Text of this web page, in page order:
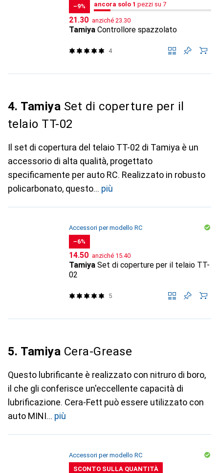
−9%
1 / 7
ancora solo 1 / 7
ancora solo 1 pezzi su 7
CHF
21.30 anziché CHF
23.30
Tamiya Controllore spazzolato
4
4. Tamiya Set di coperture per il
telaio TT-02
Il set di copertura del telaio TT-02 di Tamiya è un
accessorio di alta qualità, progettato
specificamente per auto RC. Realizzato in robusto
policarbonato, questo
più
Accessori per modello RC
−6%
CHF
14.50 anziché CHF
15.40
Tamiya Set di coperture per il telaio TT-
02
5
5. Tamiya Cera-Grease
Questo lubrificante è realizzato con nitruro di boro,
il che gli conferisce un'eccellente capacità di
lubrificazione. Cera-Fett può essere utilizzato con
auto MINI
più
Accessori per modello RC
SCONTO SULLA QUANTITÀ